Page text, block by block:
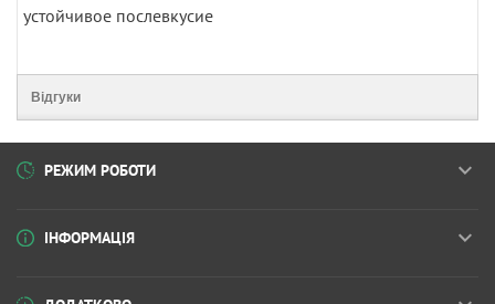
устойчивое послевкусие
Відгуки
РЕЖИМ РОБОТИ
ІНФОРМАЦІЯ